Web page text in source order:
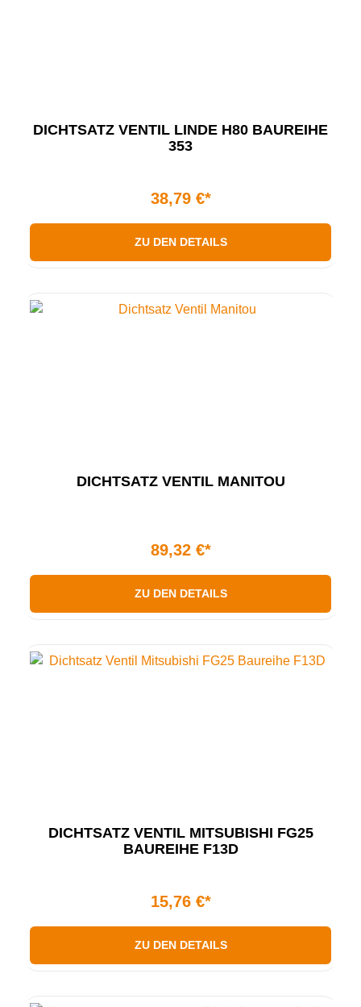
DICHTSATZ VENTIL LINDE H80 BAUREIHE
353
38,79 €*
ZU DEN DETAILS
DICHTSATZ VENTIL MANITOU
89,32 €*
ZU DEN DETAILS
DICHTSATZ VENTIL MITSUBISHI FG25
BAUREIHE F13D
15,76 €*
ZU DEN DETAILS